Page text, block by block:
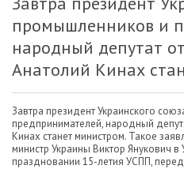
промышленников и
народный депутат
Анатолий Кинах
Завтра президент Украинского
предпринимателей, народный
Кинах станет министром. Такое
министр Украины Виктор Янукович
праздновании 15-летия УСПП,